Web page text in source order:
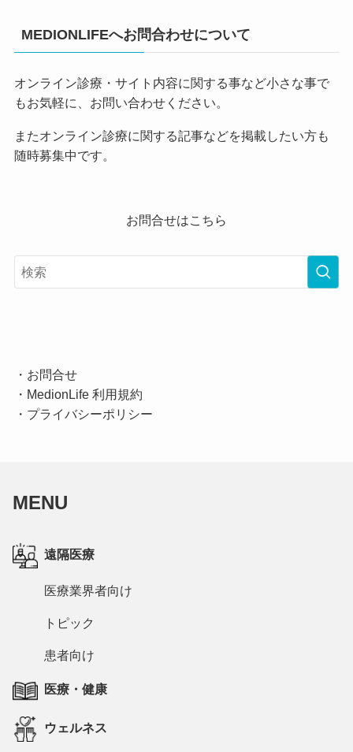
MEDIONLIFEへお問合わせについて
オンライン診療・サイト内容に関する事など小さな事で
もお気軽に、お問い合わせください。
またオンライン診療に関する記事などを掲載したい方も
随時募集中です。
お問合せはこちら
・ お問合せ
・ MedionLife 利用規約
・ プライバシーポリシー
MENU
遠隔医療
医療業界者向け
トピック
患者向け
医療・健康
ウェルネス